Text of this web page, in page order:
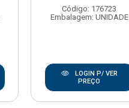
Código: 176723
Embalagem: UNIDADE
LOGIN P/ VER
PREÇO